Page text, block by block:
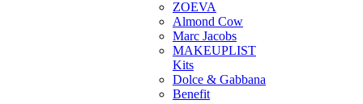
ZOEVA
Almond Cow
Marc Jacobs
MAKEUPLIST
Kits
Dolce & Gabbana
Benefit